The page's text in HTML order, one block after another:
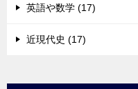
英語や数学 (17)
近現代史 (17)